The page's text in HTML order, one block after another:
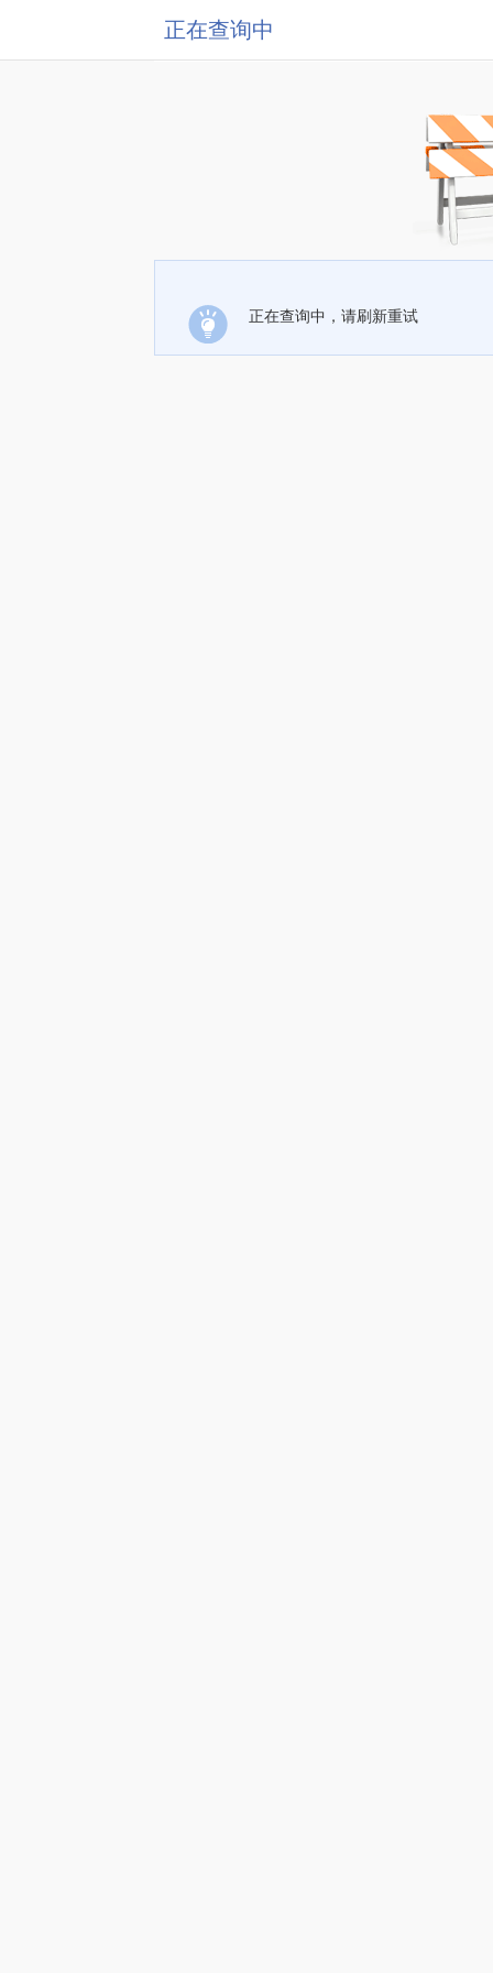
正在查询中
正在查询中，请刷新重试